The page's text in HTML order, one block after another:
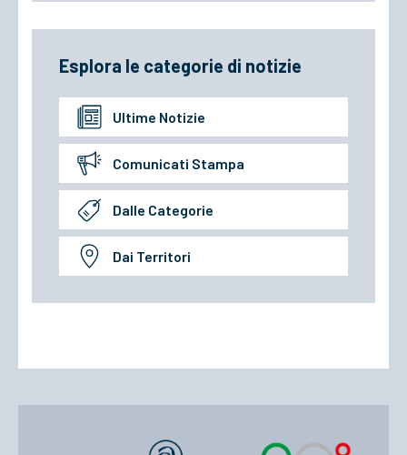
Esplora le categorie di notizie
Ultime Notizie
Comunicati Stampa
Dalle Categorie
Dai Territori